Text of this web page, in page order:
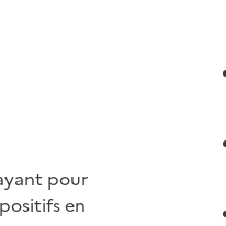
pour
en